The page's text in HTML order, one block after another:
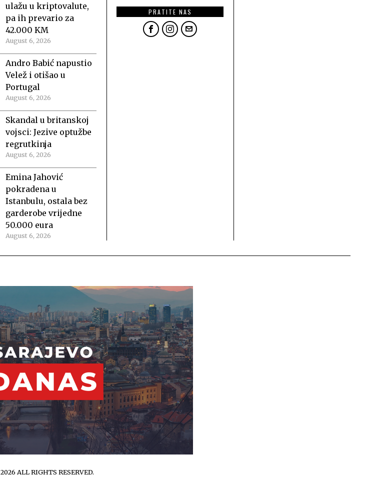
ulažu u kriptovalute,
pa ih prevario za
42.000 KM
August 6, 2026
Andro Babić napustio
Velež i otišao u
Portugal
August 6, 2026
Skandal u britanskoj
vojsci: Jezive optužbe
regrutkinja
August 6, 2026
Emina Jahović
pokradena u
Istanbulu, ostala bez
garderobe vrijedne
50.000 eura
August 6, 2026
PRATITE NAS
2026 ALL RIGHTS RESERVED.